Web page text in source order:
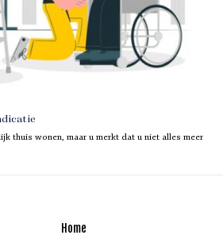
thuis wonen, maar u merkt dat u niet alles meer
Home